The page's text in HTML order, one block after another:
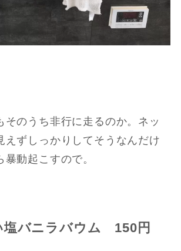
そのうち非行に走るのか。ネッ
えずしっかりしてそうなんだけ
暴動起こすので。
塩バニラバウム 150円